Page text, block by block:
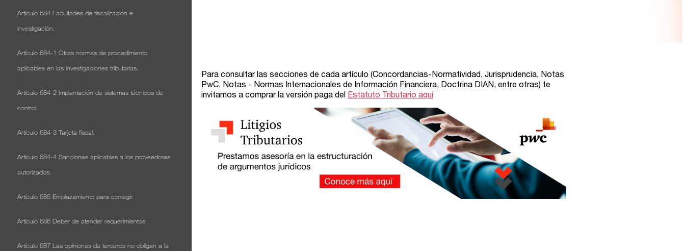
Artículo 684 Facultades de fiscalización e
investigación.
Artículo 684-1 Otras normas de procedimiento
aplicables en las investigaciones tributarias.
Artículo 684-2 Implantación de sistemas técnicos de
control.
Artículo 684-3 Tarjeta fiscal.
Artículo 684-4 Sanciones aplicables a los proveedores
autorizados.
Artículo 685 Emplazamiento para corregir.
Artículo 686 Deber de atender requerimientos.
Artículo 687 Las opiniones de terceros no obligan a la